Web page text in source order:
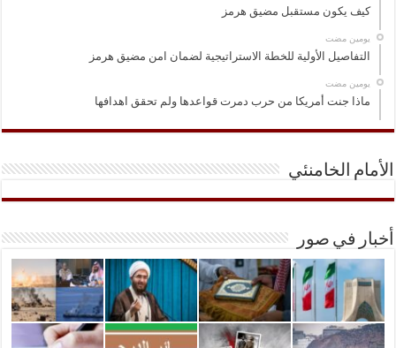
كيف يكون مستقبل مضيق هرمز
‏يومين مضت
التفاصيل الأولية للخطة الاستراتيجية لضمان امن مضيق هرمز
‏يومين مضت
ماذا جنت أمريكا من حرب دمرت قواعدها ولم تحقق اهدافها
الأمام الخامنئي
أخبار في صور